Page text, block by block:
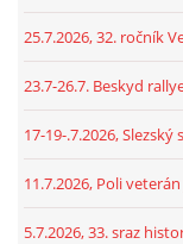
25.7.2026, 32. ročník
23.7-26.7. Beskyd
17-19-.7.2026,
11.7.2026, Poli
5.7.2026, 33. sraz